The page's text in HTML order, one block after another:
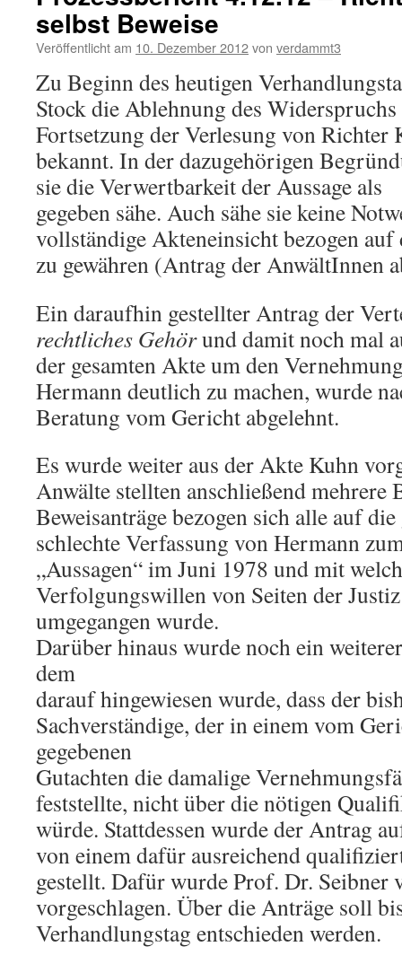
selbst Beweise
Veröffentlicht am 10. Dezember 2012von verdammt3
Zu Beginn des heutigen
Stock die Ablehnung des
Fortsetzung der Verlesung von Richter
bekannt. In der dazugehörigen
sie die Verwertbarkeit der Aussage als
gegeben sähe. Auch sähe sie keine
vollständige Akteneinsicht bezogen auf
zu gewähren (Antrag der AnwältInnen
Ein daraufhin gestellter Antrag der
rechtliches Gehörund damit noch mal
der gesamten Akte um den
Hermann deutlich zu machen, wurde
Beratung vom Gericht abgelehnt.
Es wurde weiter aus der Akte Kuhn
Anwälte stellten anschließend mehrere
Beweisanträge bezogen sich alle auf
schlechte Verfassung von Hermann
„Aussagen“ im Juni 1978 und mit
Verfolgungswillen von Seiten der
umgegangen wurde.
Darüber hinaus wurde noch ein
dem
darauf hingewiesen wurde, dass der
Sachverständige, der in einem vom
gegebenen
Gutachten die damalige
feststellte, nicht über die nötigen
würde. Stattdessen wurde der Antrag
von einem dafür ausreichend
gestellt. Dafür wurde Prof. Dr. Seibner
vorgeschlagen. Über die Anträge soll
Verhandlungstag entschieden werden.